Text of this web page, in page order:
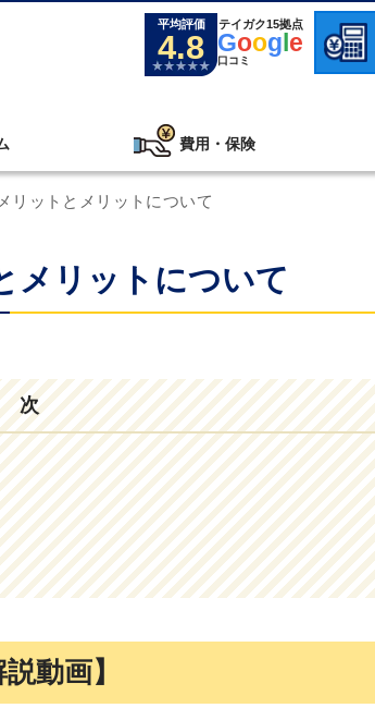
平均評価
4.8
テイガク15拠点
Google
口コミ
費用・保険
リットとメリットについて
メリットについて
次
動画】